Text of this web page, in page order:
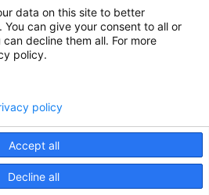
data on this site to better
can give your consent to all or
decline them all. For more
policy.
Accept all
Decline all
policy